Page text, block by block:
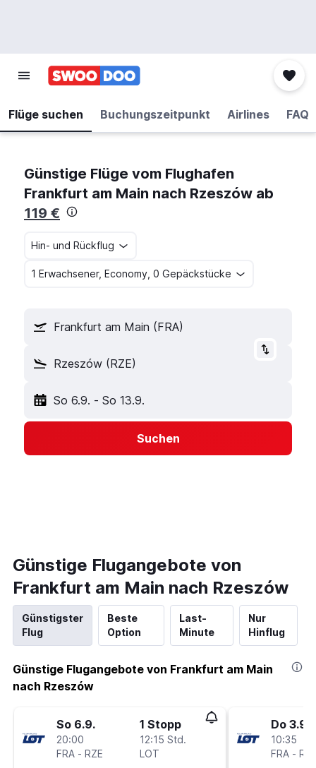
Flüge suchen Buchungszeitpunkt Airlines FAQ
Günstige Flüge vom Flughafen
Frankfurt am Main nach Rzeszów ab
119 €
Hin- und Rückflug
1 Erwachsener, Economy, 0 Gepäckstücke
Frankfurt am Main (FRA)
Rzeszów (RZE)
So 6.9. - So 13.9.
Suchen
Günstige Flugangebote von
Frankfurt am Main nach Rzeszów
Günstigster
Flug
Beste
Option
Last-
Minute
Nur
Hinflug
Günstige Flugangebote von Frankfurt am Main
nach Rzeszów
So 6.9.
20:00
FRA - RZE
1 Stopp
12:15 Std.
LOT
Do 3.9.
10:35
FRA -